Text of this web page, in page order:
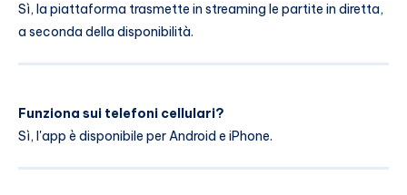
Sì, la piattaforma trasmette in streaming le partite in diretta,
a seconda della disponibilità.
Funziona sui telefoni cellulari?
Sì, l'app è disponibile per Android e iPhone.